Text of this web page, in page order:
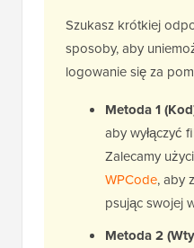
Szukasz krótkiej
sposoby, aby
logowanie się za
Metoda 1
aby wyłączyć
Zalecamy
WPCode, aby
psując swojej
Metoda 2